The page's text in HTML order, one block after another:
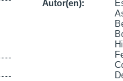
Autor(en):